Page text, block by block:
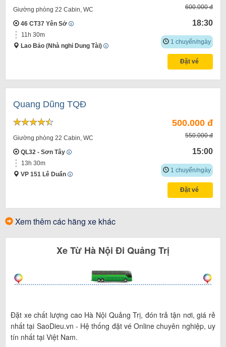
Giường phòng 22 Cabin, WC
46 CT37 Yên Sở
11h 30m
Lao Bảo (Nhà nghỉ Dung Tài)
600.000 đ
18:30
1 chuyến/ngày
Đặt vé
Quang Dũng TQĐ
Giường phòng 22 Cabin, WC
QL32 - Sơn Tây
13h 30m
VP 151 Lê Duẩn
500.000 đ
550.000 đ
15:00
1 chuyến/ngày
Đặt vé
Xem thêm các hãng xe khác
XeTừ Hà Nội Đi Quảng Trị
Đặt xe chất lượng cao Hà Nội Quảng Trị, đón trả tận nơi, giá rẻ
nhất tại SaoDieu.vn - Hệ thống đặt vé Online chuyên nghiệp, uy
tín nhất tại Việt Nam.